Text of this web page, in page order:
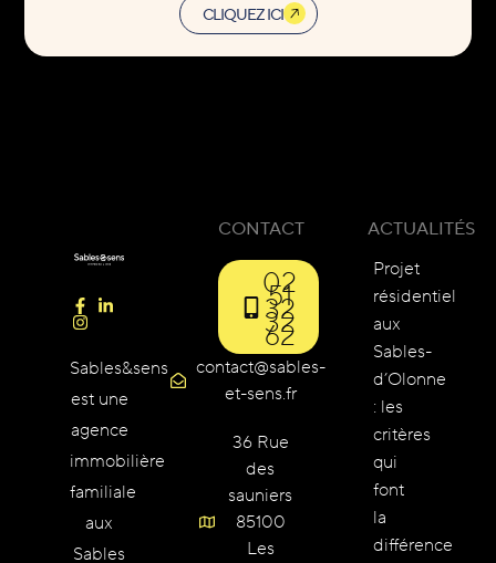
CLIQUEZ ICI
Sables&sens
est une
agence
immobilière
familiale
aux
Sables
CONTACT
02
51
32
32
62
contact@sables-
et-sens.fr
36 Rue
des
sauniers
85100
Les
ACTUALITÉS
Projet
résidentiel
aux
Sables-
d’Olonne
: les
critères
qui
font
la
différence